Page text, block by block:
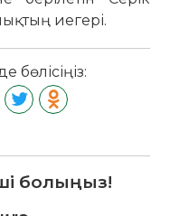
иегері.
бөлісіңіз:
болыңыз!